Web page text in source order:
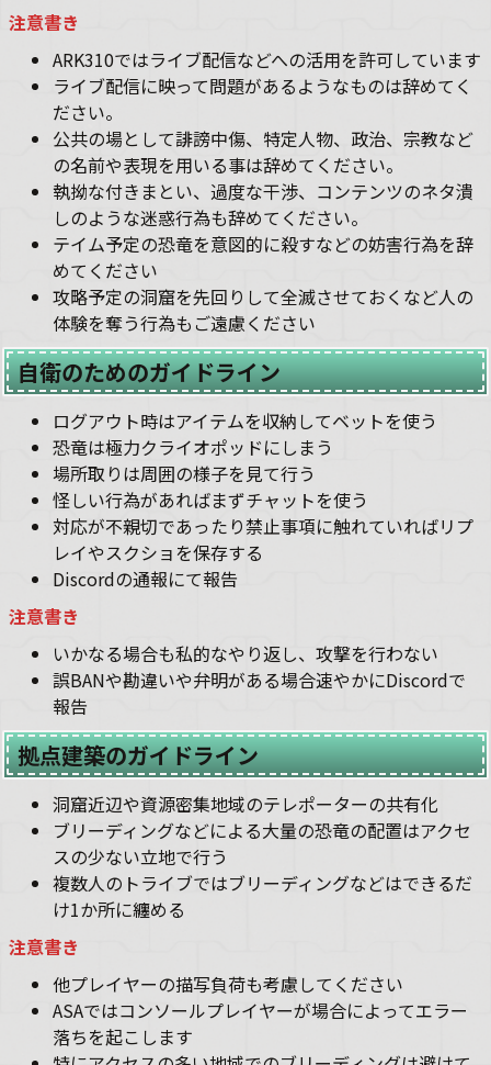
注意書き
ARK310ではライブ配信などへの活用を許可しています
ライブ配信に映って問題があるようなものは辞めてく
ださい。
公共の場として誹謗中傷、特定人物、政治、宗教など
の名前や表現を用いる事は辞めてください。
執拗な付きまとい、過度な干渉、コンテンツのネタ潰
しのような迷惑行為も辞めてください。
テイム予定の恐竜を意図的に殺すなどの妨害行為を辞
めてください
攻略予定の洞窟を先回りして全滅させておくなど人の
体験を奪う行為もご遠慮ください
自衛のためのガイドライン
ログアウト時はアイテムを収納してベットを使う
恐竜は極力クライオポッドにしまう
場所取りは周囲の様子を見て行う
怪しい行為があればまずチャットを使う
対応が不親切であったり禁止事項に触れていればリプ
レイやスクショを保存する
Discordの通報にて報告
注意書き
いかなる場合も私的なやり返し、攻撃を行わない
誤BANや勘違いや弁明がある場合速やかにDiscordで
報告
拠点建築のガイドライン
洞窟近辺や資源密集地域のテレポーターの共有化
ブリーディングなどによる大量の恐竜の配置はアクセ
スの少ない立地で行う
複数人のトライブではブリーディングなどはできるだ
け1か所に纏める
注意書き
他プレイヤーの描写負荷も考慮してください
ASAではコンソールプレイヤーが場合によってエラー
落ちを起こします